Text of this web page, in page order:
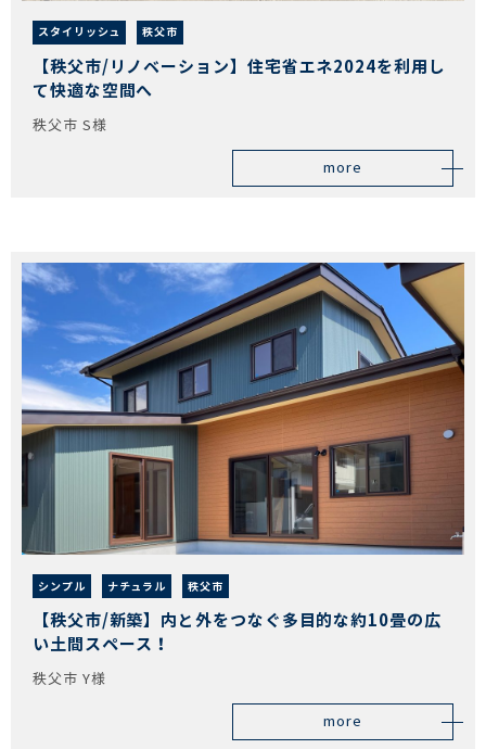
スタイリッシュ 秩父市
【秩父市/リノベーション】住宅省エネ2024を利用し
て快適な空間へ
秩父市 S様
more
シンプル ナチュラル 秩父市
【秩父市/新築】内と外をつなぐ多目的な約10畳の広
い土間スペース！
秩父市 Y様
more